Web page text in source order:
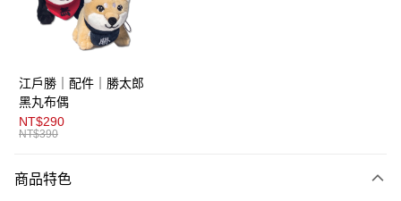
AFTEE先享後付
【關於「AFTEE先享後付」】
便利好安心！
１．簡單：不需註冊會員、不需綁卡、不需儲值。
２．便利：只要手機號碼，簡訊認證，即可結帳。
３．安心：先確認商品／服務後，再付款。
１．於結帳方式選擇「AFTEE先享後付」後，將跳轉至「AFTEE先享後付」
運送方式
全家取貨付款
江戶勝｜配件｜勝太郎
黑丸布偶
NT$290
NT$390
商品特色